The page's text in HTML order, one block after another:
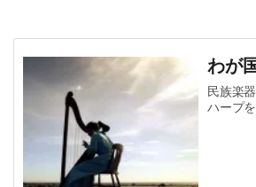
わが
民族楽
ハープ